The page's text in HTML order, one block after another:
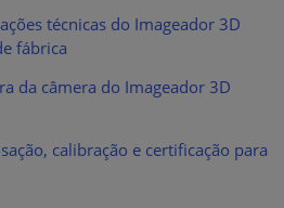
técnicas do Imageador 3D
fábrica
da câmera do Imageador 3D
calibração e certificação para